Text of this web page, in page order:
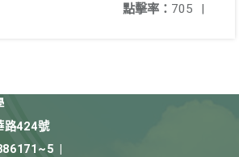
點擊率： 705 |
路424號